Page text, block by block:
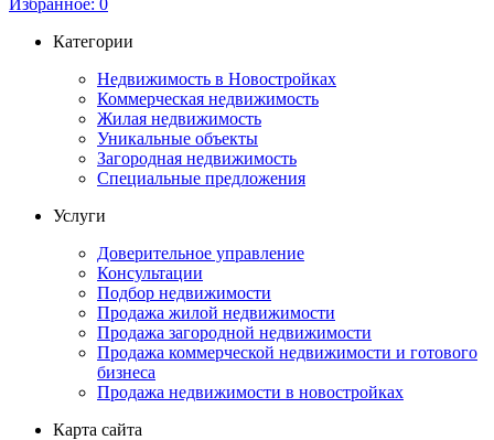
Избранное: 0
Категории
Недвижимость в Новостройках
Коммерческая недвижимость
Жилая недвижимость
Уникальные объекты
Загородная недвижимость
Специальные предложения
Услуги
Доверительное управление
Консультации
Подбор недвижимости
Продажа жилой недвижимости
Продажа загородной недвижимости
Продажа коммерческой недвижимости и готового
бизнеса
Продажа недвижимости в новостройках
Карта сайта